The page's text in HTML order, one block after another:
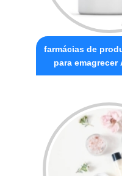
farmácias de
para emagrecer